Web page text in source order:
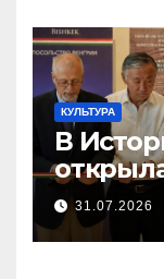
КУЛЬТУРА
В
31.07.2026